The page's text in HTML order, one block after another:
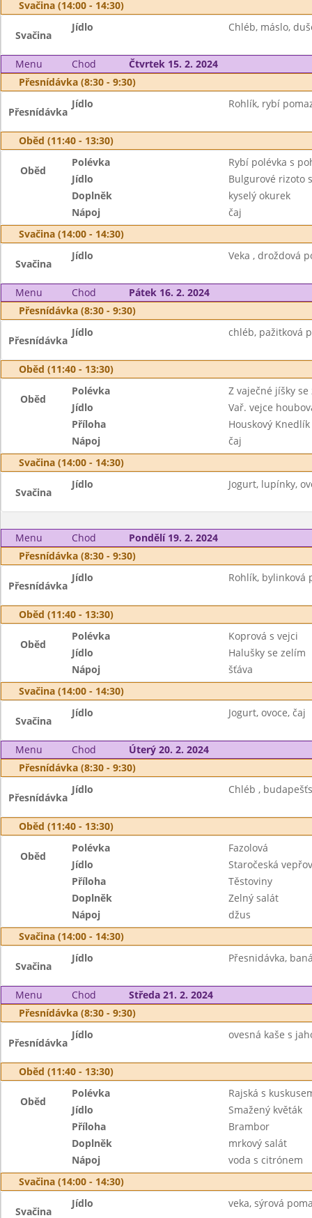
Svačina (14:00 - 14:30)
Svačina
Jídlo Chléb, máslo,
Menu Chod
Čtvrtek 15. 2. 2024
Přesnídávka (8:30 - 9:30)
Přesnídávka
Jídlo Rohlík, rybí
Oběd (11:40 - 13:30)
Oběd
Polévka
Rybí polévka s
Jídlo
Bulgurové rizoto
Doplněk
kyselý okurek
Nápoj
čaj
Svačina (14:00 - 14:30)
Svačina
Jídlo Veka , droždová
Menu Chod
Pátek 16. 2. 2024
Přesnídávka (8:30 - 9:30)
Přesnídávka
Jídlo chléb, pažitková
Oběd (11:40 - 13:30)
Oběd
Polévka
Z vaječné jíšky se
Jídlo
Vař. vejce
Příloha
Houskový Knedlík
Nápoj
čaj
Svačina (14:00 - 14:30)
Svačina
Jídlo Jogurt, lupínky,
Menu Chod
Pondělí 19. 2. 2024
Přesnídávka (8:30 - 9:30)
Přesnídávka
Jídlo Rohlík, bylinková
Oběd (11:40 - 13:30)
Oběd
Polévka
Koprová s vejci
Jídlo
Halušky se zelím
Nápoj
šťáva
Svačina (14:00 - 14:30)
Svačina
Jídlo Jogurt, ovoce, čaj
Menu Chod
Úterý 20. 2. 2024
Přesnídávka (8:30 - 9:30)
Přesnídávka
Jídlo Chléb ,
Oběd (11:40 - 13:30)
Oběd
Polévka
Fazolová
Jídlo
Staročeská
Příloha
Těstoviny
Doplněk
Zelný salát
Nápoj
džus
Svačina (14:00 - 14:30)
Svačina
Jídlo Přesnidávka,
Menu Chod
Středa 21. 2. 2024
Přesnídávka (8:30 - 9:30)
Přesnídávka
Jídlo ovesná kaše s
Oběd (11:40 - 13:30)
Oběd
Polévka
Rajská s
Jídlo
Smažený květák
Příloha
Brambor
Doplněk
mrkový salát
Nápoj
voda s citrónem
Svačina (14:00 - 14:30)
Svačina
Jídlo veka, sýrová